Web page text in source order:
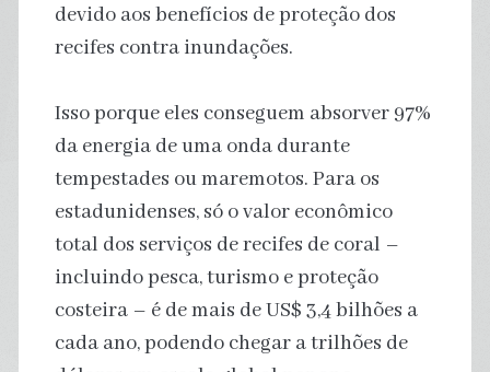
devido aos benefícios de proteção dos
recifes contra inundações.
Isso porque eles conseguem absorver 97%
da energia de uma onda durante
tempestades ou maremotos. Para os
estadunidenses, só o valor econômico
total dos serviços de recifes de coral –
incluindo pesca, turismo e proteção
costeira – é de mais de US$ 3,4 bilhões a
cada ano, podendo chegar a trilhões de